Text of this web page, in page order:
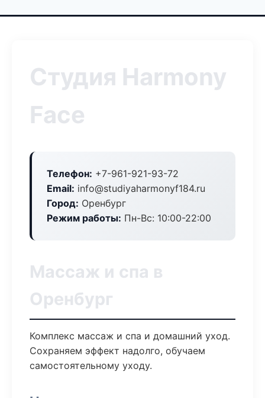
Студия Harmony
Face
Телефон: +7-961-921-93-72
Email: info@studiyaharmonyf184.ru
Город: Оренбург
Режим работы: Пн-Вс: 10:00-22:00
Массаж и спа в
Оренбург
Комплекс массаж и спа и домашний уход.
Сохраняем эффект надолго, обучаем
самостоятельному уходу.